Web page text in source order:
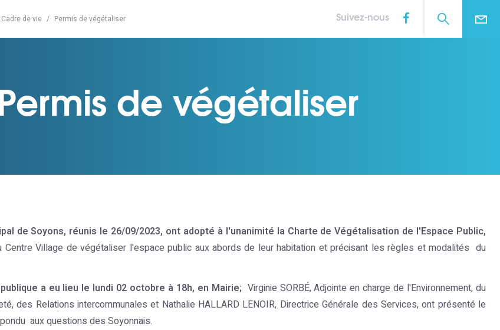
Cadre de vie Permis de végétaliser Suivez-nous
Permis de végétaliser
de Soyons, réunis le 26/09/2023, ont adopté à l'unanimité la Charte de Végétalisation de l'Espace Public,
Centre Village de végétaliser l'espace public aux abords de leur habitation et précisant les règles et modalités du
a eu lieu le lundi 02 octobre à 18h, en Mairie; Virginie SORBÉ, Adjointe en charge de l'Environnement, du
des Relations intercommunales et Nathalie HALLARD LENOIR, Directrice Générale des Services, ont présenté le
aux questions des Soyonnais.